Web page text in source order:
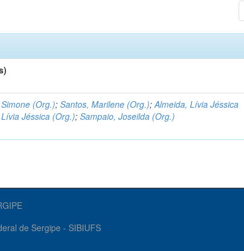
(Org.);Santos, Marilene (Org.);Almeida, Lívia Jéssica
Jéssica (Org.);Sampaio, Joseilda (Org.)
de Sergipe - SIBIUFS